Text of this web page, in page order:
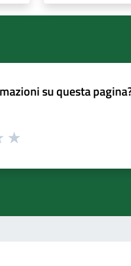
su questa